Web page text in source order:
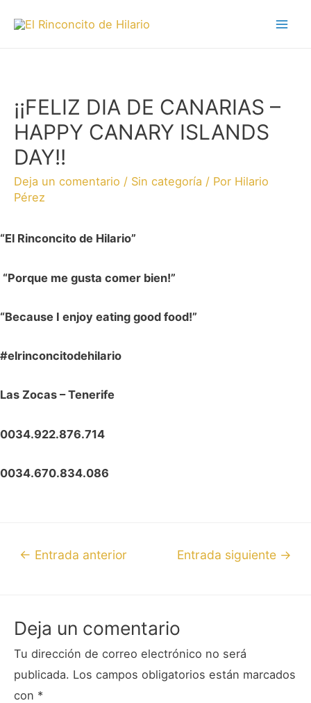
¡¡FELIZ DIA DE CANARIAS –
HAPPY CANARY ISLANDS
DAY!!
Deja un comentario / Sin categoría / Por Hilario
Pérez
“El Rinconcito de Hilario”
“Porque me gusta comer bien!”
“Because I enjoy eating good food!”
#elrinconcitodehilario
Las Zocas – Tenerife
0034.922.876.714
0034.670.834.086
← Entrada anterior Entrada siguiente →
Deja un comentario
Tu dirección de correo electrónico no será
publicada. Los campos obligatorios están marcados
con *